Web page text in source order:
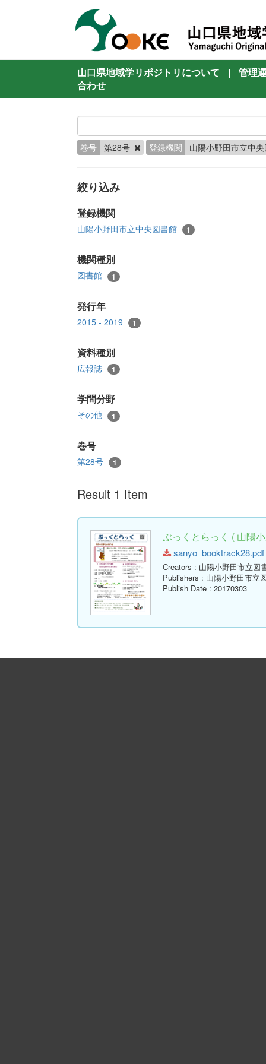
山口県地域学リポジトリについて |
管理
合わせ
巻号 第28号 登録機関 山陽小野田市立中
絞り込み
登録機関
山陽小野田市立中央図書館 1
機関種別
図書館 1
発行年
2015 - 2019 1
資料種別
広報誌 1
学問分野
その他 1
巻号
第28号 1
Result 1 Item
ぶっくとらっく ( 山陽
Creators : 山陽小野田市立図
Publishers : 山陽小野田市立
Publish Date : 20170303